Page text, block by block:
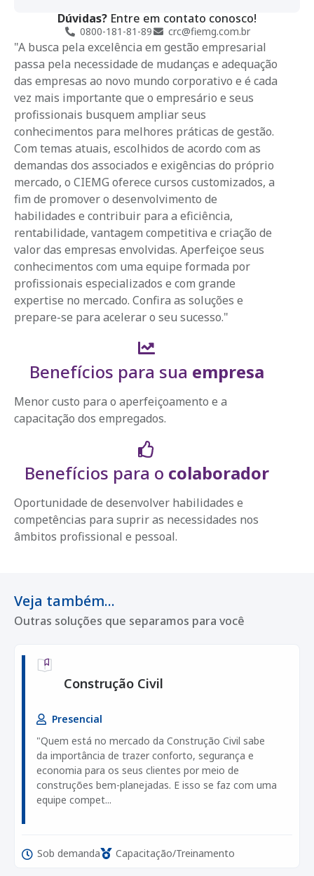
"A busca pela excelência em gestão empresarial
passa pela necessidade de mudanças e adequação
das empresas ao novo mundo corporativo e é cada
vez mais importante que o empresário e seus
profissionais busquem ampliar seus
conhecimentos para melhores práticas de gestão.
Com temas atuais, escolhidos de acordo com as
demandas dos associados e exigências do próprio
mercado, o CIEMG oferece cursos customizados, a
fim de promover o desenvolvimento de
habilidades e contribuir para a eficiência,
rentabilidade, vantagem competitiva e criação de
valor das empresas envolvidas. Aperfeiçoe seus
conhecimentos com uma equipe formada por
profissionais especializados e com grande
expertise no mercado. Confira as soluções e
prepare-se para acelerar o seu sucesso."
Benefícios para sua empresa
Menor custo para o aperfeiçoamento e a
capacitação dos empregados.
Benefícios para o colaborador
Oportunidade de desenvolver habilidades e
competências para suprir as necessidades nos
âmbitos profissional e pessoal.
Dúvidas? Entre em contato conosco!
0800-181-81-89 crc@fiemg.com.br
Veja também...
Outras soluções que separamos para você
Construção Civil
Presencial
"Quem está no mercado da Construção Civil sabe
da importância de trazer conforto, segurança e
economia para os seus clientes por meio de
construções bem-planejadas. E isso se faz com uma
equipe compet...
Sob demanda Capacitação/Treinamento